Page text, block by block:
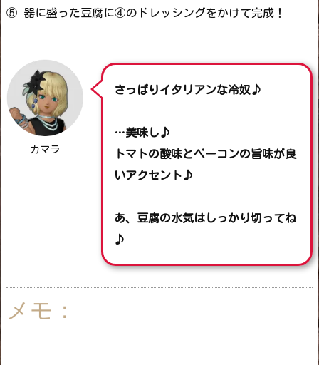
⑤ 器に盛った豆腐に④のドレッシングをかけて完成！
カマラ
さっぱりイタリアンな冷奴♪
…美味し♪
トマトの酸味とベーコンの旨味が良
いアクセント♪
あ、豆腐の水気はしっかり切ってね
♪
メモ：